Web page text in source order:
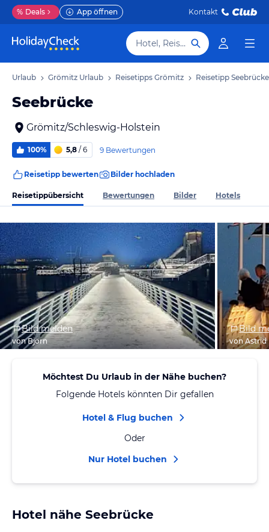
% Deals App öffnen Kontakt
Hotel, Reiseziel
Urlaub Grömitz Urlaub Reisetipps Grömitz Reisetipp Seebrücke
Seebrücke
Grömitz/Schleswig-Holstein
100% 5,8 / 6 9 Bewertungen
Reisetipp bewerten Bilder hochladen
Reisetippübersicht Bewertungen Bilder Hotels
Bild melden
von Björn
Bild
von Astrid
Möchtest Du Urlaub in der Nähe buchen?
Folgende Hotels könnten Dir gefallen
Hotel & Flug buchen
Oder
Nur Hotel buchen
Hotel nähe Seebrücke